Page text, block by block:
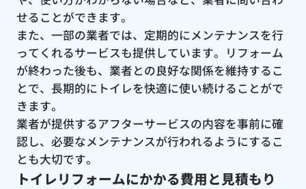
せることができます。
また、一部の業者では、定期的にメンテナンスを行
ってくれるサービスも提供しています。リフォーム
が終わった後も、業者との良好な関係を維持するこ
とで、長期的にトイレを快適に使い続けることがで
きます。
業者が提供するアフターサービスの内容を事前に確
認し、必要なメンテナンスが行われるようにするこ
とも大切です。
トイレリフォームにかかる費用と見積もり